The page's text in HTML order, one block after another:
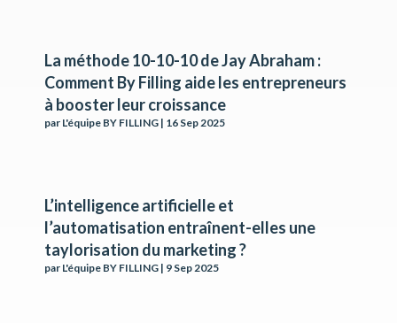
La méthode 10-10-10 de Jay Abraham :
Comment By Filling aide les entrepreneurs
à booster leur croissance
par L'équipe BY FILLING | 16 Sep 2025
L’intelligence artificielle et
l’automatisation entraînent-elles une
taylorisation du marketing ?
par L'équipe BY FILLING | 9 Sep 2025